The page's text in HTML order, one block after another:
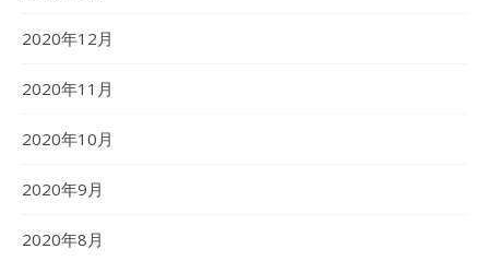
2020年12月
2020年11月
2020年10月
2020年9月
2020年8月